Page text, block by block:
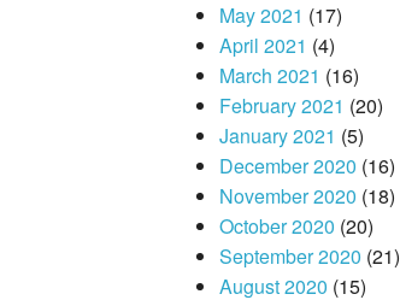
May 2021 (17)
April 2021 (4)
March 2021 (16)
February 2021 (20)
January 2021 (5)
December 2020 (16)
November 2020 (18)
October 2020 (20)
September 2020 (21)
August 2020 (15)